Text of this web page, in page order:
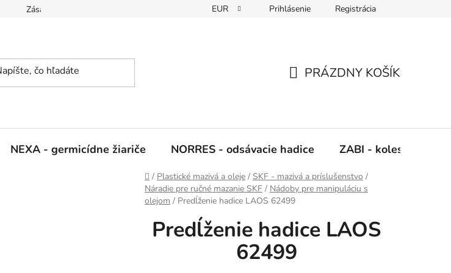
Zásady ochrany osobných údajov Napíšte nám
EUR Prihlásenie Registrácia
PRÁZDNY KOŠÍK
NEXA - germicídne žiariče NORRES - odsávacie hadice ZABI - kolesá,
Domov
/ Plastické mazivá a oleje / SKF - mazivá a príslušenstvo /
Náradie pre ručné mazanie SKF / Nádoby pre manipuláciu s
olejom / Predĺženie hadice LAOS 62499
Predĺženie hadice LAOS
62499